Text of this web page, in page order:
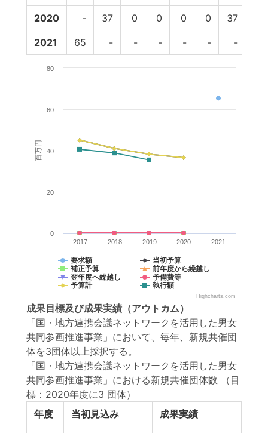
2020 - 37 0 0 0 0 37
2021 65 - - - - - -
百万円
要求額
当初予算
補正予算
前年度から繰越し
翌年度へ繰越し
予備費等
予算計
執行額
2017 2018 2019 2020 2021
0
20
40
60
80
Highcharts.com
成果目標及び成果実績 （アウトカム）
「国・地方連携会議ネットワークを活用した男女
共同参画推進事業」において、毎年、新規共催団
体を3団体以上採択する。
「国・地方連携会議ネットワークを活用した男女
共同参画推進事業」における新規共催団体数
（目
標：2020年度に3 団体）
年度
当初見込み 成果実績